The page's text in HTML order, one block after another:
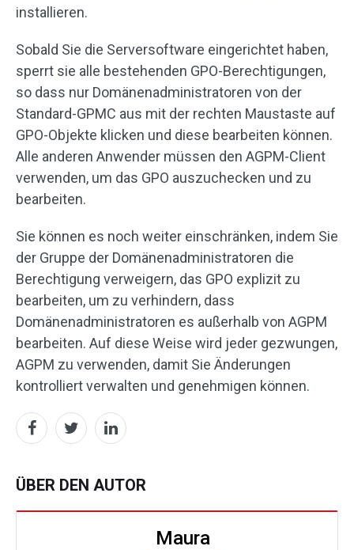
installieren.
Sobald Sie die Serversoftware eingerichtet haben,
sperrt sie alle bestehenden GPO-Berechtigungen,
so dass nur Domänenadministratoren von der
Standard-GPMC aus mit der rechten Maustaste auf
GPO-Objekte klicken und diese bearbeiten können.
Alle anderen Anwender müssen den AGPM-Client
verwenden, um das GPO auszuchecken und zu
bearbeiten.
Sie können es noch weiter einschränken, indem Sie
der Gruppe der Domänenadministratoren die
Berechtigung verweigern, das GPO explizit zu
bearbeiten, um zu verhindern, dass
Domänenadministratoren es außerhalb von AGPM
bearbeiten. Auf diese Weise wird jeder gezwungen,
AGPM zu verwenden, damit Sie Änderungen
kontrolliert verwalten und genehmigen können.
ÜBER DEN AUTOR
Maura